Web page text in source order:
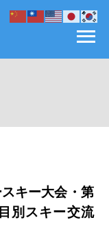
キー大会・第
別スキー交流